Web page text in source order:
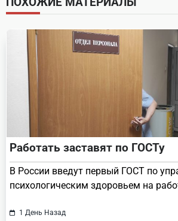
reader-
text">Page</span>
Работать заставят по ГОСТу
В России введут первый ГОСТ по
психологическим здоровьем на
1 День Назад